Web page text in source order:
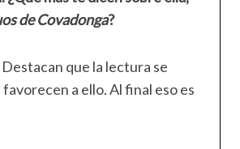
de Covadonga?
que la lectura se
a ello. Al final eso es